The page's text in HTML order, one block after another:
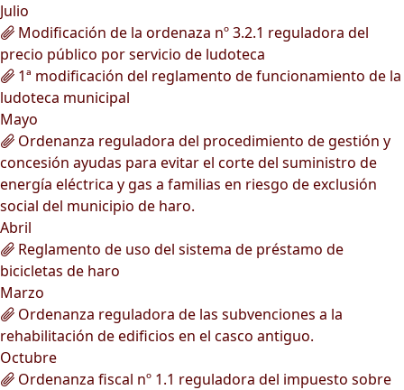
Julio
Modificación de la ordenaza nº 3.2.1 reguladora del
precio público por servicio de ludoteca
1ª modificación del reglamento de funcionamiento de la
ludoteca municipal
Mayo
Ordenanza reguladora del procedimiento de gestión y
concesión ayudas para evitar el corte del suministro de
energía eléctrica y gas a familias en riesgo de exclusión
social del municipio de haro.
Abril
Reglamento de uso del sistema de préstamo de
bicicletas de haro
Marzo
Ordenanza reguladora de las subvenciones a la
rehabilitación de edificios en el casco antiguo.
Octubre
Ordenanza fiscal nº 1.1 reguladora del impuesto sobre